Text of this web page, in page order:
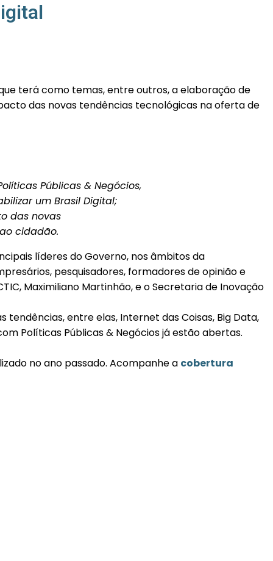
terá como temas, entre outros, a elaboração de
das novas tendências tecnológicas na oferta de
Públicas & Negócios,
um Brasil Digital;
das novas
cidadão.
líderes do Governo, nos âmbitos da
pesquisadores, formadores de opinião e
Maximiliano Martinhão, e o Secretaria de Inovação
entre elas, Internet das Coisas, Big Data,
Políticas Públicas & Negócios já estão abertas.
no ano passado. Acompanhe a cobertura